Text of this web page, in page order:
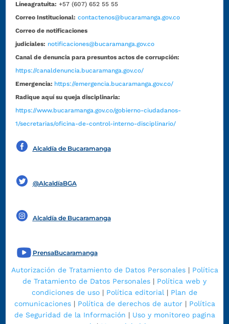
Líneagratuita: +57 (607) 652 55 55
Correo Institucional: contactenos@bucaramanga.gov.co
Correo de notificaciones
judiciales: notificaciones@bucaramanga.gov.co
Canal de denuncia para presuntos actos de corrupción:
https://canaldenuncia.bucaramanga.gov.co/
Emergencia: https://emergencia.bucaramanga.gov.co/
Radique aquí su queja disciplinaria:
https://www.bucaramanga.gov.co/gobierno-ciudadanos-
1/secretarias/oficina-de-control-interno-disciplinario/
Alcaldía de Bucaramanga
@AlcaldíaBGA
Alcaldía de Bucaramanga
PrensaBucaramanga
Autorización de Tratamiento de Datos Personales| Política
de Tratamiento de Datos Personales | Política web y
condiciones de uso | Política editorial | Plan de
comunicaciones| Política de derechos de autor| Política
de Seguridad de la Información | Uso y monitoreo pagina